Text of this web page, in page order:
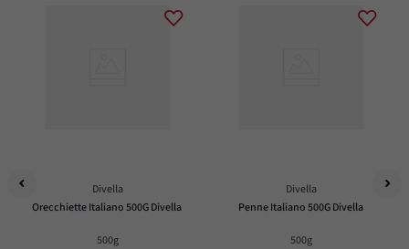
Divella
Orecchiette Italiano 500G Divella
500g
Divella
Penne Italiano 500G Divella
500g